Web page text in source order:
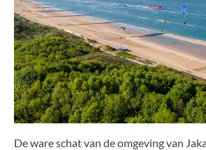
De ware schat van de omgeving van